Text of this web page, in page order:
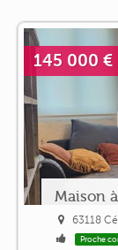
145 000 €
Maison
63118
Proche